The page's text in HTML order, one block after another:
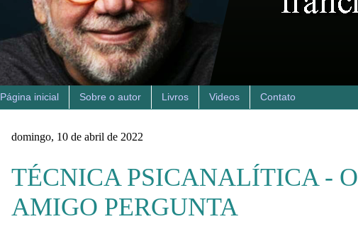
Página inicial Sobre o autor Livros Videos Contato
domingo, 10 de abril de 2022
TÉCNICA PSICANALÍTICA - O
AMIGO PERGUNTA